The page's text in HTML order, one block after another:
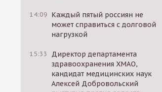
14:09 Каждый пятый россиян не
может справиться с долговой
нагрузкой
15:33
Директор департамента
здравоохранения ХМАО,
кандидат медицинских наук
Алексей Добровольский